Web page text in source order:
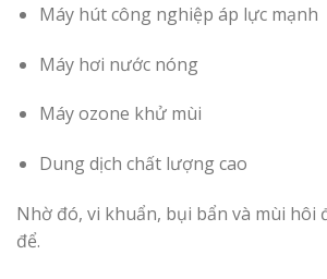
Máy hút công nghiệp áp lực mạnh
Máy hơi nước nóng
Máy ozone khử mùi
Dung dịch chất lượng cao
Nhờ đó, vi khuẩn, bụi bẩn và mùi hôi
để.